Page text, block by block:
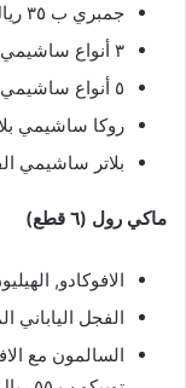
جمبري ب ٣٥ ريال
٣ أنواع ساشيمي ب ١٦٠ ريال
٥ أنواع ساشيمي ب ٢٤٠ ريال
روكا ساشيمي بلاتر ب
بلاتر ساشيمي الفاخر
ماكي رول (٦ قطع)
الافوكادو,
الفجل الياباني
السالمون مع